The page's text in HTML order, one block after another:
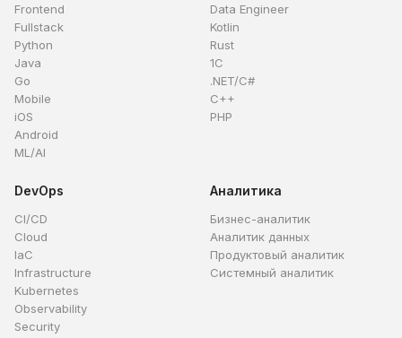
Frontend
Fullstack
Python
Java
Go
Mobile
iOS
Android
ML/AI
Data Engineer
Kotlin
Rust
1C
.NET/C#
C++
PHP
DevOps
CI/CD
Cloud
IaC
Infrastructure
Kubernetes
Observability
Security
Аналитика
Бизнес-аналитик
Аналитик данных
Продуктовый аналитик
Системный аналитик